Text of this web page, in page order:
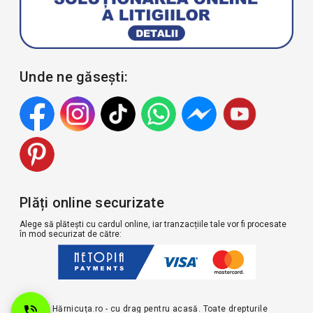
Unde ne găsești:
Plăți online securizate
Alege să plătești cu cardul online, iar tranzacțiile tale vor fi procesate
în mod securizat de către:
© 2026 Hărnicuța.ro - cu drag pentru acasă. Toate drepturile